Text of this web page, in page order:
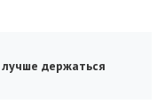
держаться